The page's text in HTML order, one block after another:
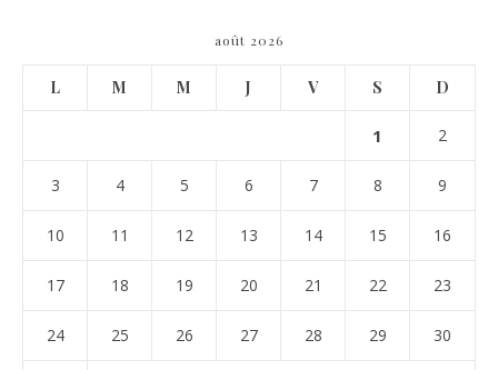
août 2026
L M M J V S D
1 2
3 4 5 6 7 8 9
10 11 12 13 14 15 16
17 18 19 20 21 22 23
24 25 26 27 28 29 30